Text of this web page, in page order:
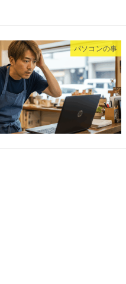
パソコンの事